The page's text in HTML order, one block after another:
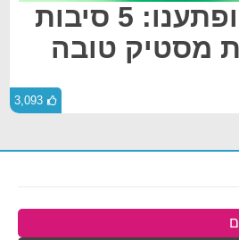
גם אנחנו הופתענו: 5 סיבות
מסטיק טובה
3,093